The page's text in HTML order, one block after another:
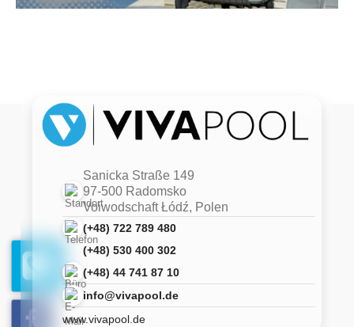
Sanicka Straße 149
97-500 Radomsko
Voiwodschaft Łódź, Polen
(+48) 722 789 480
(+48) 530 400 302
(+48) 44 741 87 10
info@vivapool.de
www.vivapool.de